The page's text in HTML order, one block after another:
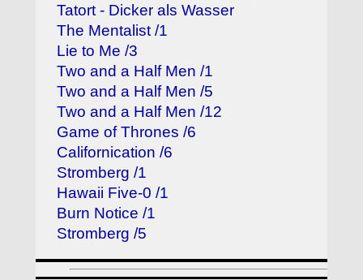
Tatort - Dicker als Wasser
The Mentalist /1
Lie to Me /3
Two and a Half Men /1
Two and a Half Men /5
Two and a Half Men /12
Game of Thrones /6
Californication /6
Stromberg /1
Hawaii Five-0 /1
Burn Notice /1
Stromberg /5